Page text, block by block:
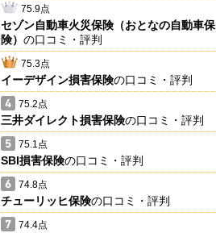
75.9点
セゾン自動車火災保険（おとなの自動車保
険） の口コミ・評判
75.3点
イーデザイン損害保険の口コミ・評判
75.2点
三井ダイレクト損害保険の口コミ・評判
75.1点
SBI損害保険の口コミ・評判
74.8点
チューリッヒ保険の口コミ・評判
74.4点